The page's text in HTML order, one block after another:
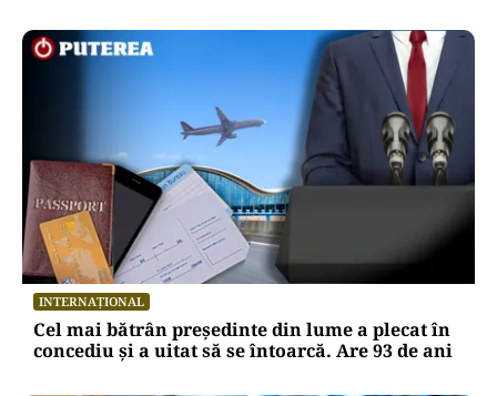
INTERNAȚIONAL
Cel mai bătrân președinte din lume a plecat în
concediu și a uitat să se întoarcă. Are 93 de ani